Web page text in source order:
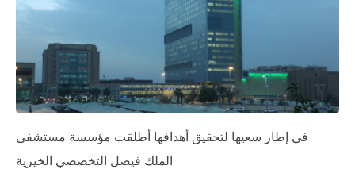
في إطار سعيها لتحقيق أهدافها أطلقت مؤسسة مستشفى
الملك فيصل التخصصي الخيرية